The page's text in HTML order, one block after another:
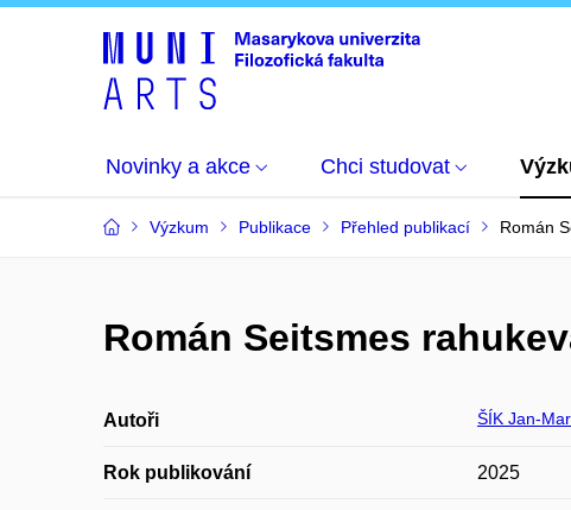
Novinky a akce Chci studovat
Výzkum Publikace Přehled publikací Román
Román Seitsmes
Autoři ŠÍK Jan-
Rok publikování 2025